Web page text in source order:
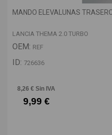
MANDO ELEVALUNAS
LANCIA THEMA 2.0 TURBO
OEM: REF
ID: 726636
8,26 € Sin IVA
9,99 €